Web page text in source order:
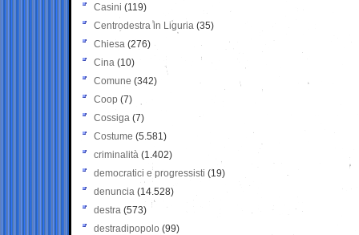
Casini (119)
Centrodestra in Liguria (35)
Chiesa (276)
Cina (10)
Comune (342)
Coop (7)
Cossiga (7)
Costume (5.581)
criminalità (1.402)
democratici e progressisti (19)
denuncia (14.528)
destra (573)
destradipopolo (99)